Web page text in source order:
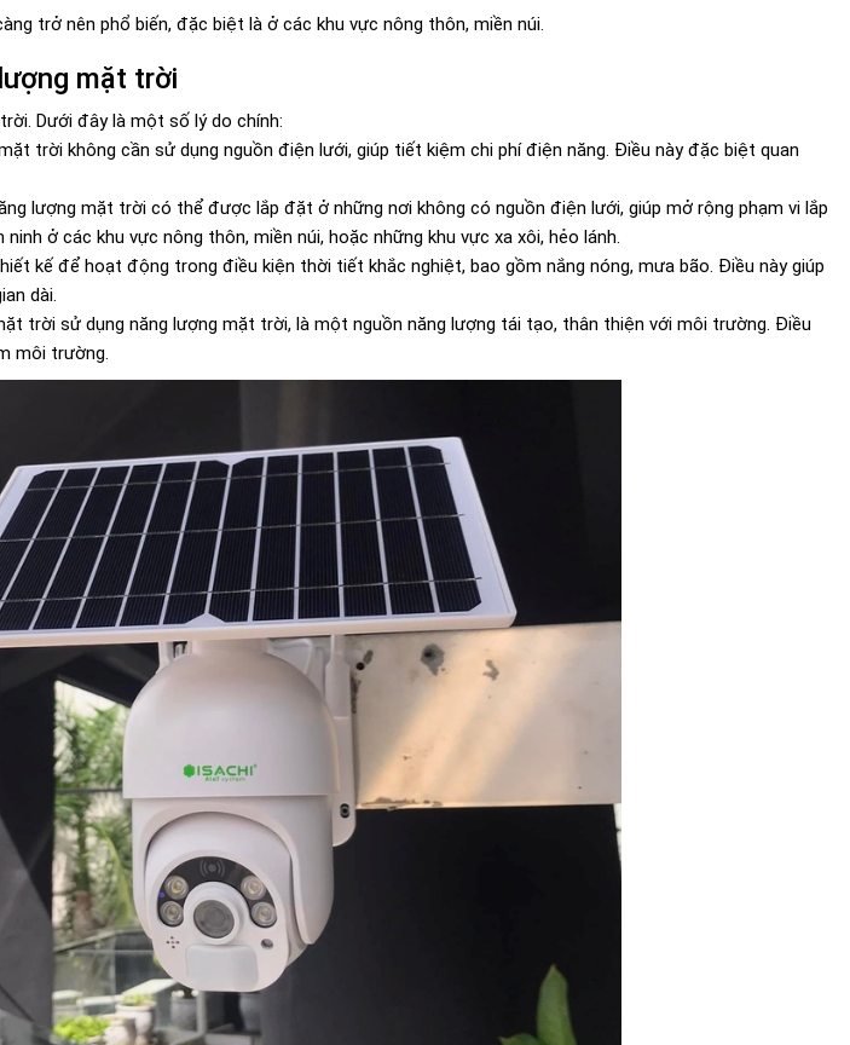
trở nên phổ biến, đặc biệt là ở các khu vực nông thôn, miền núi.
mặt trời
Dưới đây là một số lý do chính:
trời không cần sử dụng nguồn điện lưới, giúp tiết kiệm chi phí điện năng. Điều này đặc biệt quan
lượng mặt trời có thể được lắp đặt ở những nơi không có nguồn điện lưới, giúp mở rộng phạm vi lắp
ở các khu vực nông thôn, miền núi, hoặc những khu vực xa xôi, hẻo lánh.
kế để hoạt động trong điều kiện thời tiết khắc nghiệt, bao gồm nắng nóng, mưa bão. Điều này giúp
dài.
trời sử dụng năng lượng mặt trời, là một nguồn năng lượng tái tạo, thân thiện với môi trường. Điều
môi trường.